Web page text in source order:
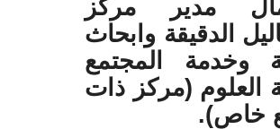
مدير مركز
الدقيقة وابحاث
وخدمة المجتمع
العلوم (مركز ذات
خاص).